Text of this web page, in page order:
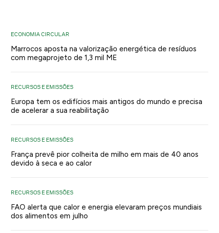
ECONOMIA CIRCULAR
Marrocos aposta na valorização energética de resíduos
com megaprojeto de 1,3 mil ME
RECURSOS E EMISSÕES
Europa tem os edifícios mais antigos do mundo e precisa
de acelerar a sua reabilitação
RECURSOS E EMISSÕES
França prevê pior colheita de milho em mais de 40 anos
devido à seca e ao calor
RECURSOS E EMISSÕES
FAO alerta que calor e energia elevaram preços mundiais
dos alimentos em julho